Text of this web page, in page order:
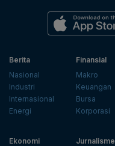
Berita
Nasional
Industri
Internasional
Energi
Finansial
Makro
Keuangan
Bursa
Korporasi
Ekonomi
Jurnalisme